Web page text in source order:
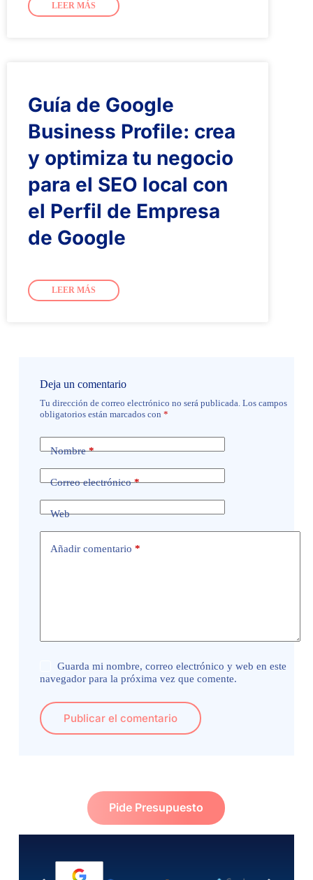
LEER MÁS
Guía de Google
Business Profile: crea
y optimiza tu negocio
para el SEO local con
el Perfil de Empresa
de Google
LEER MÁS
Deja un comentario
Tu dirección de correo electrónico no será publicada. Los campos
obligatorios están marcados con *
Nombre*
Correo electrónico*
Web
Añadir comentario *
Guarda mi nombre, correo electrónico y web en este
navegador para la próxima vez que comente.
Publicar el comentario
Pide Presupuesto